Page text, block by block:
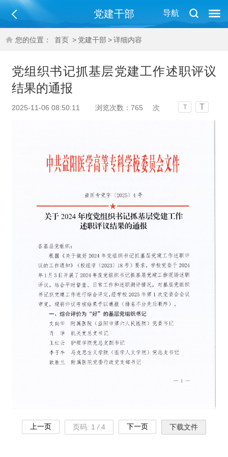
导航
党建干部
您的位置： 首页 > 党建干部 >详细内容
党组织书记抓基层党建工作述职评议
结果的通报
2025-11-06 08:50:11 浏览次数： 765 次 T T
上一页 页码: 1 /4 下一页 下载文件